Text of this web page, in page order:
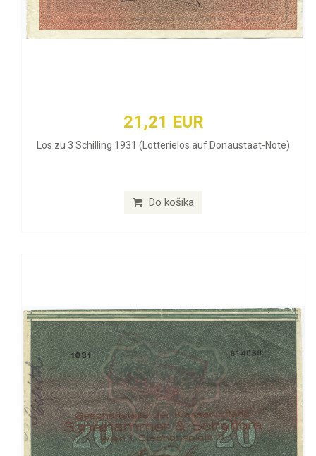
21,21 EUR
Los zu 3 Schilling 1931 (Lotterielos auf Donaustaat-Note)
Do košíka